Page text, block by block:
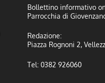
Bollettino informativo
Parrocchia di
Redazione:
Piazza Rognoni 2,
Tel: 0382 926060